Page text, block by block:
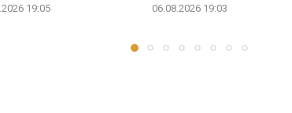
19:05 06.08.2026 19:03